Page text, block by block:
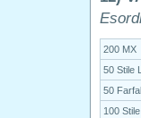
200 MX
50 Stile
50
100